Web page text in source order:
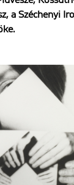
Blog
ENGLISH
a Széchenyi